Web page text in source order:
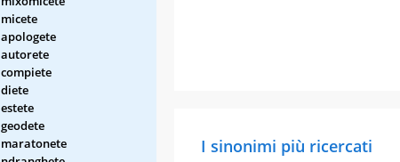
micete
apologete
autorete
compiete
diete
estete
geodete
maratonete
I sinonimi più ricercati